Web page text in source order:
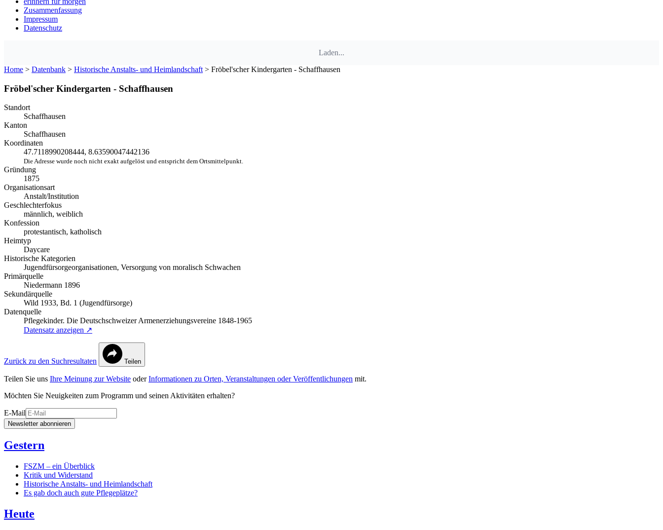
Zusammenfassung
Impressum
Datenschutz
Laden...
Home > Datenbank > Historische Anstalts- und Heimlandschaft > Fröbel'scher Kindergarten - Schaffhausen
Fröbel'scher Kindergarten - Schaffhausen
Standort
Schaffhausen
Kanton
Schaffhausen
Koordinaten
47.7118990208444, 8.63590047442136
Die Adresse wurde noch nicht exakt aufgelöst und entspricht dem Ortsmittelpunkt.
Gründung
1875
Organisationsart
Anstalt/Institution
Geschlechterfokus
männlich, weiblich
Konfession
protestantisch, katholisch
Heimtyp
Daycare
Historische Kategorien
Jugendfürsorgeorganisationen, Versorgung von moralisch Schwachen
Primärquelle
Niedermann 1896
Sekundärquelle
Wild 1933, Bd. 1 (Jugendfürsorge)
Datenquelle
Pflegekinder. Die Deutschschweizer Armenerziehungsvereine 1848-1965
Datensatz anzeigen ↗
Zurück zu den Suchresultaten Teilen
Teilen Sie uns Ihre Meinung zur Website oderInformationen zu Orten, Veranstaltungen oder Veröffentlichungen mit.
Möchten Sie Neuigkeiten zum Programm und seinen Aktivitäten erhalten?
E-Mail
Newsletter abonnieren
Gestern
FSZM – ein Überblick
Kritik und Widerstand
Historische Anstalts- und Heimlandschaft
Es gab doch auch gute Pflegeplätze?
Heute